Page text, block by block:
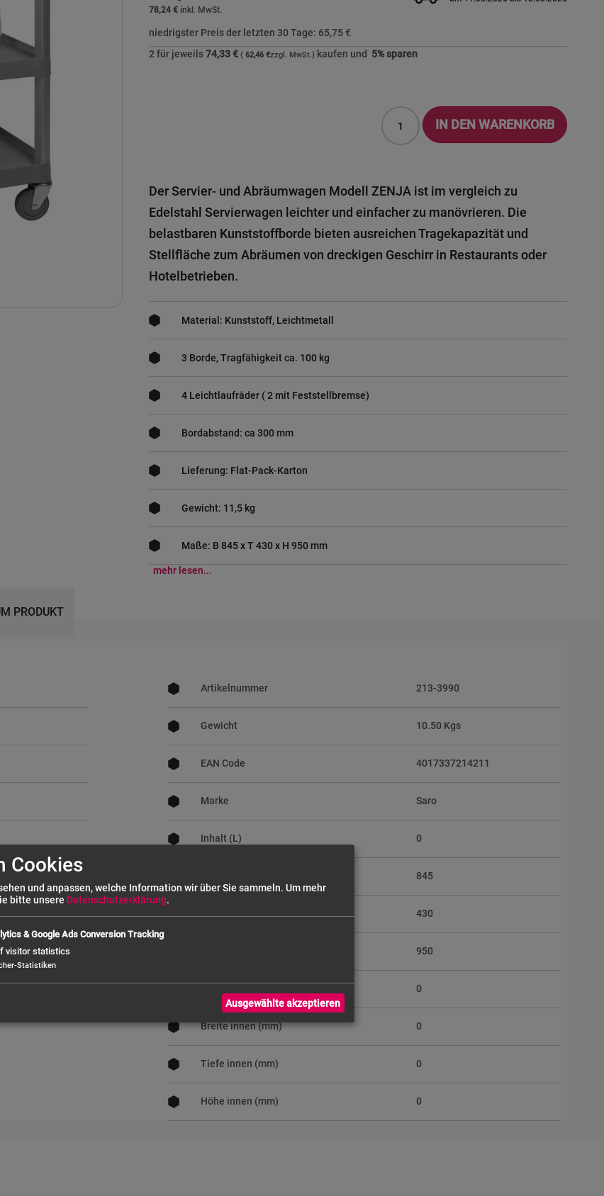
78,24 €
niedrigster Preis der letzten 30 Tage: 65,75 €
2 für jeweils74,33 € 62,46 € kaufen und 5% sparen
IN DEN WARENKORB
Der Servier- und Abräumwagen Modell ZENJA ist im vergleich zu
Edelstahl Servierwagen leichter und einfacher zu manövrieren. Die
belastbaren Kunststoffborde bieten ausreichen Tragekapazität und
Stellfläche zum Abräumen von dreckigen Geschirr in Restaurants oder
Hotelbetrieben.
Material: Kunststoff, Leichtmetall
3 Borde, Tragfähigkeit ca. 100 kg
4 Leichtlaufräder ( 2 mit Feststellbremse)
Bordabstand: ca 300 mm
Lieferung: Flat-Pack-Karton
Gewicht: 11,5 kg
Maße: B 845 x T 430 x H 950 mm
mehr lesen...
InformationenArtikelnummer 213-3990
Gewicht 10.50 Kgs
EAN Code 4017337214211
Marke Saro
Inhalt (L) 0
845
430
950
0
Breite innen (mm) 0
Tiefe innen (mm) 0
Höhe innen (mm) 0
PRODUKT
Cookies
und anpassen, welche Information wir über Sie sammeln. Um mehr
bitte unsere Datenschutzerklärung.
& Google Ads Conversion Tracking
visitor statistics
Statistiken
Ausgewählte akzeptieren